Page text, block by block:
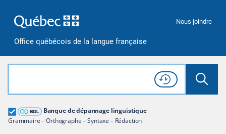
Office québécois de la langue française
Nous joindre
Rechercher dans tout le site
Lancer
Consulter l'
Historique
de recherche
Banque de dépannage linguistique
Grammaire – Orthographe – Syntaxe – Rédaction
Grand dictionnaire terminologique
Restreindre aux termes